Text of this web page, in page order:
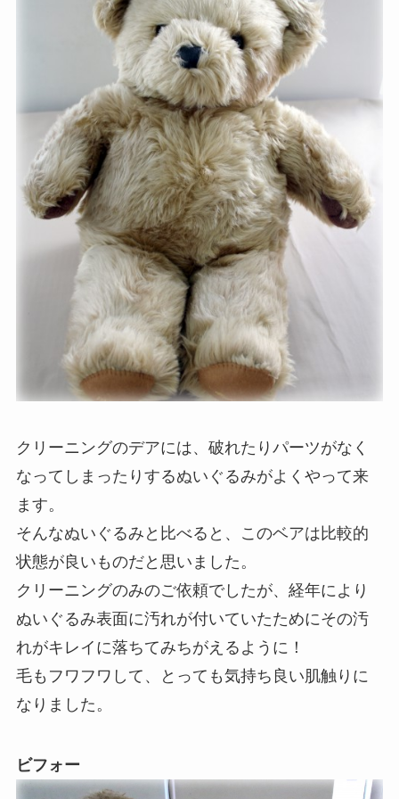
クリーニングのデアには、破れたりパーツがなく
なってしまったりするぬいぐるみがよくやって来
ます。
そんなぬいぐるみと比べると、このベアは比較的
状態が良いものだと思いました。
クリーニングのみのご依頼でしたが、経年により
ぬいぐるみ表面に汚れが付いていたためにその汚
れがキレイに落ちてみちがえるように！
毛もフワフワして、とっても気持ち良い肌触りに
なりました。
ビフォー